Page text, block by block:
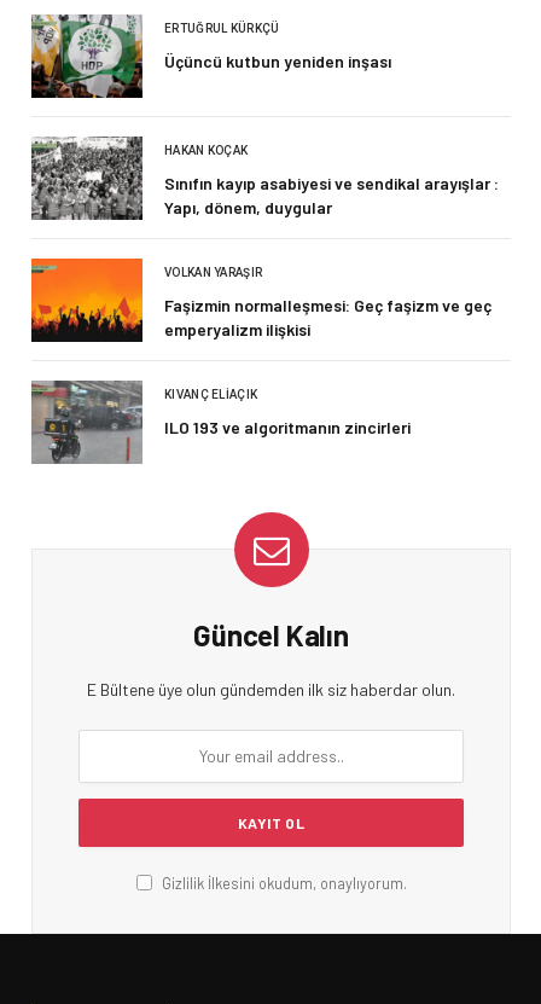
ERTUĞRUL KÜRKÇÜ
Üçüncü kutbun yeniden inşası
HAKAN KOÇAK
Sınıfın kayıp asabiyesi ve sendikal arayışlar :
Yapı, dönem, duygular
VOLKAN YARAŞIR
Faşizmin normalleşmesi: Geç faşizm ve geç
emperyalizm ilişkisi
KIVANÇ ELIAÇIK
ILO 193 ve algoritmanın zincirleri
Güncel Kalın
E Bültene üye olun gündemden ilk siz haberdar olun.
Gizlilik İlkesini okudum, onaylıyorum.